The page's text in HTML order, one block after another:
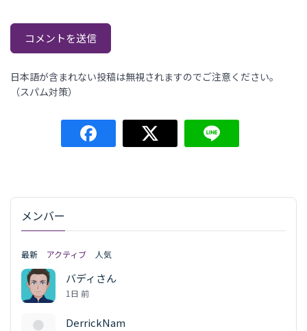
日本語が含まれない投稿は無視されますのでご注意ください。
（スパム対策）
メンバー
最新 アクティブ 人気
バディさん
1日 前
DerrickNam